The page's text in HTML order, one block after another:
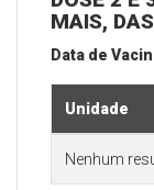
MAIS,
Data de
Unidade
Nenhum